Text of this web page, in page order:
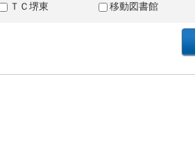
ＴＣ堺東
移動図書館